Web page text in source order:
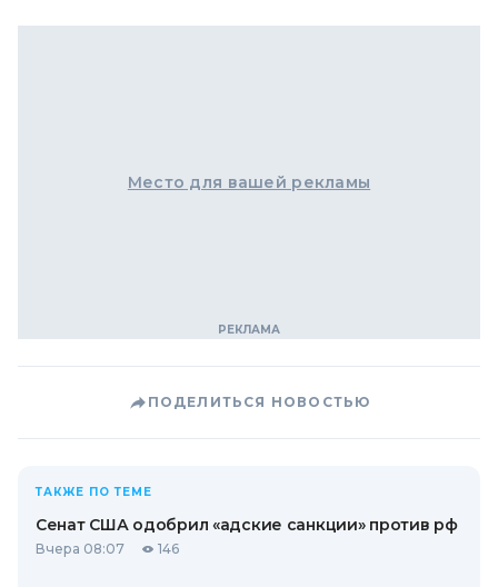
Место для вашей рекламы
ПОДЕЛИТЬСЯ НОВОСТЬЮ
ТАКЖЕ ПО ТЕМЕ
Сенат США одобрил «адские санкции» против рф
Вчера 08:07 146